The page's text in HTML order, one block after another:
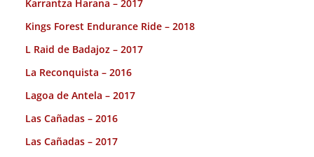
Karrantza Harana – 2017
Kings Forest Endurance Ride – 2018
L Raid de Badajoz – 2017
La Reconquista – 2016
Lagoa de Antela – 2017
Las Cañadas – 2016
Las Cañadas – 2017